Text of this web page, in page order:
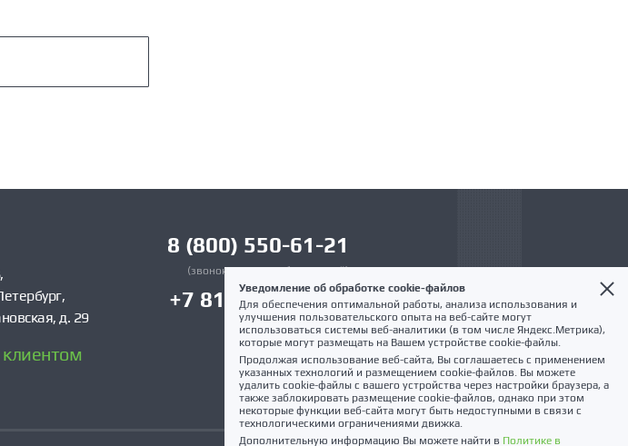
Уведомление об обработке cookie-файлов
Для обеспечения оптимальной работы, анализа использования и
улучшения пользовательского опыта на веб-сайте могут
использоваться системы веб-аналитики (в том числе Яндекс.Метрика),
которые могут размещать на Вашем устройстве cookie-файлы.
Продолжая использование веб-сайта, Вы соглашаетесь с применением
указанных технологий и размещением cookie-файлов. Вы можете
удалить cookie-файлы с вашего устройства через настройки браузера, а
также заблокировать размещение cookie-файлов, однако при этом
некоторые функции веб-сайта могут быть недоступными в связи с
технологическими ограничениями движка.
Дополнительную информацию Вы можете найти в Политике в
д. 29
клиентом
8 (800) 550-61-21
(звонок по России бесплатный)
+7 812 321-61-21
info@pmvent.ru